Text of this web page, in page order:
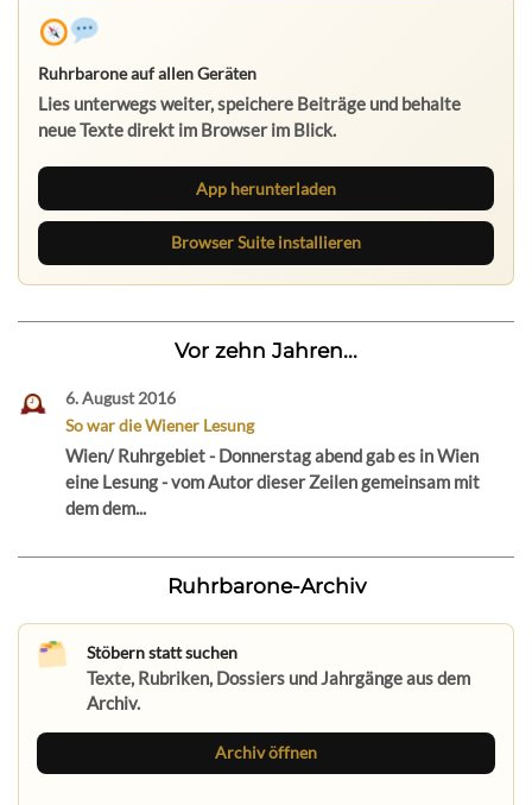
Ruhrbarone auf allen Geräten
Lies unterwegs weiter, speichere Beiträge und behalte
neue Texte direkt im Browser im Blick.
App herunterladen
Browser Suite installieren
Vor zehn Jahren...
6. August 2016
So war die Wiener Lesung
Wien/ Ruhrgebiet - Donnerstag abend gab es in Wien
eine Lesung - vom Autor dieser Zeilen gemeinsam mit
dem dem...
Ruhrbarone-Archiv
Stöbern statt suchen
Texte, Rubriken, Dossiers und Jahrgänge aus dem
Archiv.
Archiv öffnen